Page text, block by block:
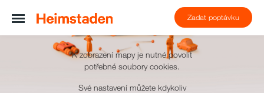
Zadat poptávku
K zobrazení mapy je nutné povolit
potřebné soubory cookies.
Své nastavení můžete kdykoliv